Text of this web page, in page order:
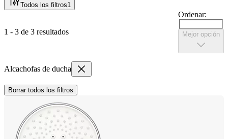
Todos los filtros1
1 - 3 de 3 resultados
Ordenar:
Mejor opción
Alcachofas de ducha
Borrar todos los filtros